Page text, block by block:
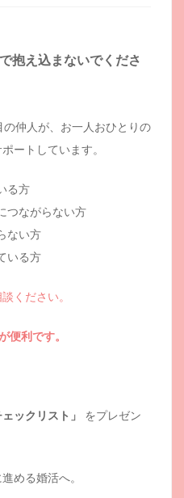
抱え込まないでくださ
仲人が、お一人おひとりの
ートしています。
る方
つながらない方
ない方
いる方
ください。
便利です。
ックリスト」
をプレゼン
める婚活へ。